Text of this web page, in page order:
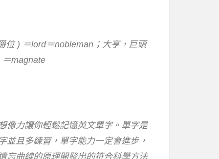
位 ) ＝lord＝nobleman；大亨，巨頭
magnate
像力讓你輕鬆記憶英文單字。單字是
並且多練習，單字能力一定會進步，
忘曲線的原理開發出的符合科學方法